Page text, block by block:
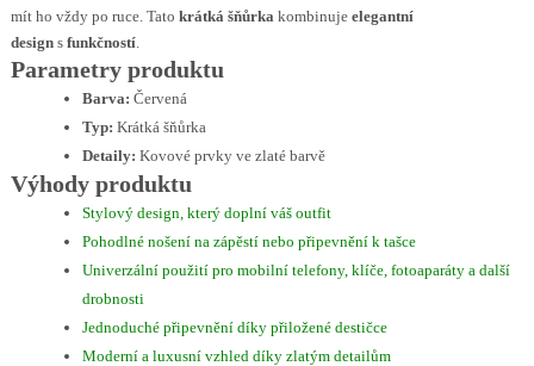
mít ho vždy po ruce. Tato krátká šňůrka kombinuje elegantní
designs funkčností.
Parametry produktu
Barva: Červená
Typ: Krátká šňůrka
Detaily: Kovové prvky ve zlaté barvě
Výhody produktu
Stylový design, který doplní váš outfit
Pohodlné nošení na zápěstí nebo připevnění k tašce
Univerzální použití pro mobilní telefony, klíče, fotoaparáty a další
drobnosti
Jednoduché připevnění díky přiložené destičce
Moderní a luxusní vzhled díky zlatým detailům